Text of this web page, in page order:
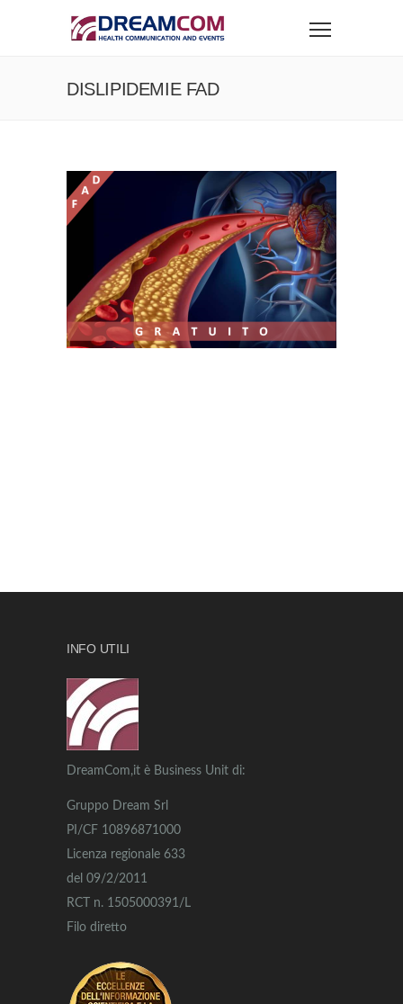
DISLIPIDEMIE FAD
INFO UTILI
DreamCom,it è Business Unit di:
Gruppo Dream Srl
PI/CF 10896871000
Licenza regionale 633
del 09/2/2011
RCT n. 1505000391/L
Filo diretto